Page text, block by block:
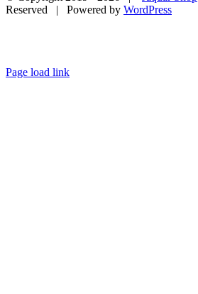
Reserved | Powered by WordPress
Page load link